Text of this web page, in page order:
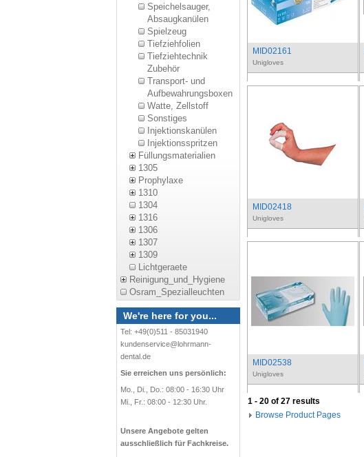
Speichelsauger,
Absaugkanülen
Spielzeug
Tiefziehfolien
Tiefziehtechnik
Zubehör
Transport- und
Aufbewahrungsboxen
Watte, Zellstoff
Sonstiges
Injektionskanülen
Injektionsspritzen
Füllungsmaterialien
1305
Prophylaxe
1310
1304
1316
1306
1307
1309
Lichtgeraete
Reinigung_und_Hygiene
Osram_Spezialleuchten
We're here for you...
Tel: +49(0)511 - 85031940
kundenservice@lohrmann-
dental.de
Sie erreichen uns persönlich:
Mo., Di., Do.: 08:00 - 16:30 Uhr
Mi., Fr.: 08:00 - 12:30 Uhr.
Unsere Angebote gelten
ausschließlich für Fachkreise.
MID02161
Unigloves
MID02418
Unigloves
MID02538
Unigloves
1 - 20 of 27 results
Browse Product Pages